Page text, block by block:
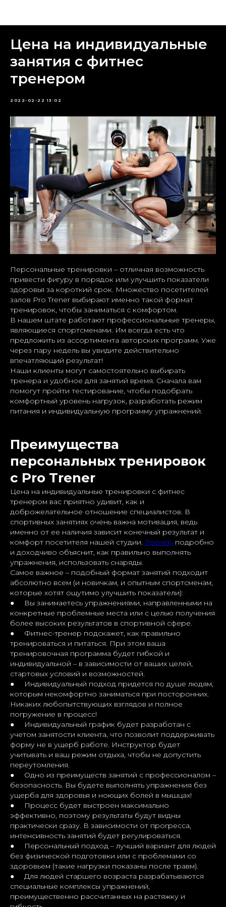
Цена на индивидуальные
занятия с фитнес
тренером
2022-02-22 13:02
Персональные тренировки – отличная возможность
привести фигуру в порядок или улучшить показатели
здоровья за короткий срок. Множество посетителей
залов Pro Trener выбирают именно такой формат
тренировок, чтобы заниматься с комфортом.
В нашем штате работают профессиональные тренеры,
являющиеся спортсменами. Им всегда есть что
предложить из ассортимента авторских программ. Уже
через пару недель вы увидите действительно
впечатляющий результат!
Наши клиенты могут самостоятельно выбирать
тренера и удобное для занятий время. Сначала вам
помогут пройти тестирование, чтобы подобрать
комфортный уровень нагрузок, разработать режим
питания и индивидуальную программу упражнений.
Преимущества
персональных тренировок
с Pro Trener
Цена на индивидуальные тренировки с фитнес
тренером вас приятно удивит, как и
доброжелательное отношение специалистов. В
спортивных занятиях очень важна мотивация, ведь
именно от ее наличия зависит конечный результат и
комфорт посетителя нашей студии. Тренер подробно
и доходчиво объяснит, как правильно выполнять
упражнения, использовать снаряды.
Самое важное – подобный формат занятий подходит
абсолютно всем (и новичкам, и опытным спортсменам,
которые хотят ощутимо улучшить показатели):
● Вы занимаетесь упражнениями, направленными на
конкретные проблемные места или с целью получения
более высоких результатов в спортивной сфере.
● Фитнес-тренер подскажет, как правильно
тренироваться и питаться. При этом ваша
тренировочная программа будет гибкой и
индивидуальной – в зависимости от ваших целей,
стартовых условий и возможностей.
● Индивидуальный подход придется по душе людям,
которым некомфортно заниматься при посторонних.
Никаких любопытствующих взглядов и полное
погружение в процесс!
● Индивидуальный график будет разработан с
учетом занятости клиента, что позволит поддерживать
форму не в ущерб работе. Инструктор будет
учитывать и ваш режим отдыха, чтобы не допустить
переутомления.
● Одно из преимуществ занятий с профессионалом –
безопасность. Вы будете выполнять упражнения без
ущерба для здоровья и ноющих болей в мышцах!
● Процесс будет выстроен максимально
эффективно, поэтому результаты будут видны
практически сразу. В зависимости от прогресса,
интенсивность занятий будет регулироваться.
● Персональный подход – лучший вариант для людей
без физической подготовки или с проблемами со
здоровьем (такие нагрузки показаны после травм).
● Для людей старшего возраста разрабатываются
специальные комплексы упражнений,
преимущественно рассчитанных на растяжку и